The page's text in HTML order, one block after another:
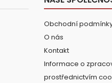
Obchodní
O nás
Kontakt
Informace o
prostřednictvím